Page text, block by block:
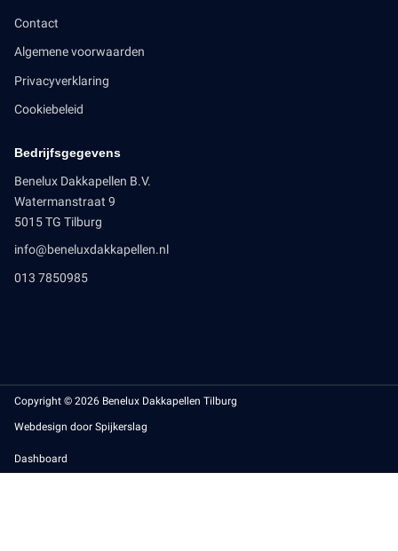
Contact
Algemene voorwaarden
Privacyverklaring
Cookiebeleid
Bedrijfsgegevens
Benelux Dakkapellen B.V.
Watermanstraat 9
5015 TG Tilburg
info@beneluxdakkapellen.nl
013 7850985
Copyright © 2026 Benelux Dakkapellen Tilburg
Webdesign door Spijkerslag
Dashboard